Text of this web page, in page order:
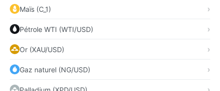
Maïs (C_1)
Pétrole WTI (WTI/USD)
Or (XAU/USD)
Gaz naturel (NG/USD)